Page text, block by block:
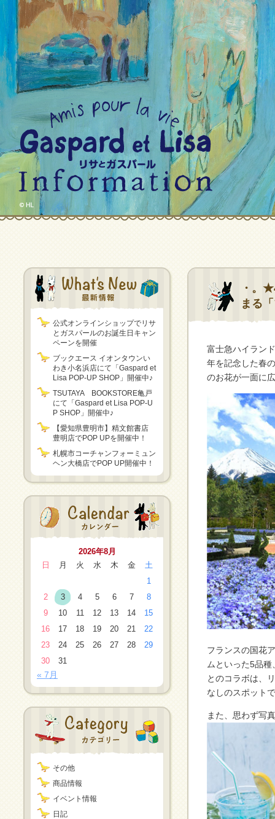
公式オンラインショップでリサ
とガスパールのお誕生日キャン
ペーンを開催
ブックエース イオンタウンい
わき小名浜店にて「Gaspard et
Lisa POP-UP SHOP」開催中♪
TSUTAYA BOOKSTORE亀戸
にて「Gaspard et Lisa POP-U
P SHOP」開催中♪
【愛知県豊明市】精文館書店
豊明店でPOP UPを開催中！
札幌市コーチャンフォーミュン
ヘン大橋店でPOP UP開催中！
2026年8月
日
月 火 水 木 金
土
1
2
3 4 5 6 7
8
9
10 11 12 13 14
15
16
17 18 19 20 21
22
23
24 25 26 27 28
29
30
31
« 7月
その他
商品情報
イベント情報
日記
・。
まる
富士急ハイラン
年を記念した春
のお花が一面に
フランスの国花
ムといった5品
とのコラボは、
なしのスポット
また、思わず写